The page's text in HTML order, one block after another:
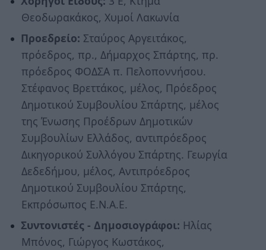
Θεοδωρακάκος, Χυμοί Λακωνία
Προεδρείο: Σταύρος Αργειτάκος,
πρόεδρος, πρ., Δήμαρχος Σπάρτης, πρ.
πρόεδρος ΦΟΔΣΑ π. Πελοποννήσου.
Στέφανος Βρεττάκος, μέλος, Πρόεδρος
Δημοτικού Συμβουλίου Σπάρτης, μέλος
της Ένωσης Προέδρων Δημοτικών
Συμβουλίων Ελλάδος, αντιπρόεδρος
Δικηγορικού Συλλόγου Σπάρτης. Γεωργία
Δεδεδήμου, μέλος, Αντιπρόεδρος
Δημοτικού Συμβουλίου Σπάρτης,
Εκπρόσωπος Ε.Ν.Α.Ε.
Συντονιστές - Δημοσιογράφοι: Ηλίας
Μπόνος, Γιώργος Κωστάκος,